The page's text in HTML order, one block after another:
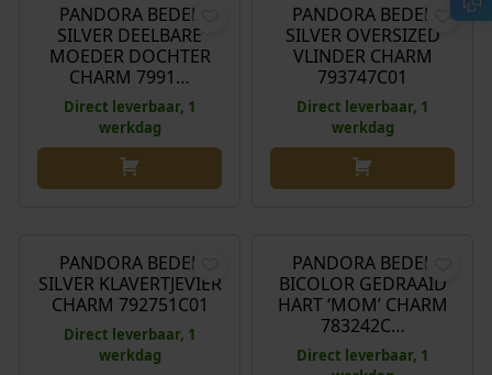
PANDORA BEDEL
SILVER DEELBARE
MOEDER DOCHTER
CHARM 7991…
Direct leverbaar, 1
werkdag
PANDORA BEDEL
SILVER OVERSIZED
VLINDER CHARM
793747C01
Direct leverbaar, 1
werkdag
PANDORA BEDEL
SILVER KLAVERTJEVIER
CHARM 792751C01
Direct leverbaar, 1
werkdag
PANDORA BEDEL
BICOLOR GEDRAAID
HART ‘MOM’ CHARM
783242C…
Direct leverbaar, 1